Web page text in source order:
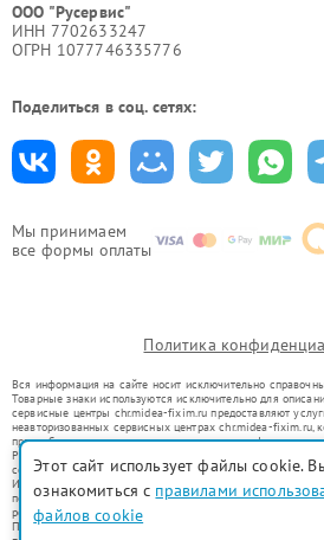
Мы принимаем
все формы оплаты
ООО "Русервис"
ИНН 7702633247
ОГРН 1077746335776
Поделиться в соц. сетях:
Политика
Вся информация на сайте носит исключительно
Товарные знаки используются исключительно для
сервисные центры chr.midea-fixim.ru предоставляют
неавторизованных сервисных центрах chr.midea-fixim.ru,
правообладателями товарных знаков или их
Ремонт осуществляется для устройств, уже введенных в
со статьей 1487 ГК РФ.
Использование товарных знаков не преследует цели
потребителей в заблуждение, а служит для
ремонту техники указанных брендов.
Представленная на сайте информация не является
Этот сайт использует файлы cookie.
ознакомиться с правилами
файлов cookie